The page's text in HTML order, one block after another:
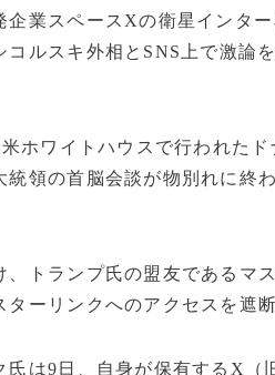
企業スペースXの衛星インタ
コルスキ外相とSNS上で激論
ホワイトハウスで行われた
統領の首脳会談が物別れに終
、トランプ氏の盟友であるマ
ターリンクへのアクセスを遮
氏は9日、自身が保有するX（